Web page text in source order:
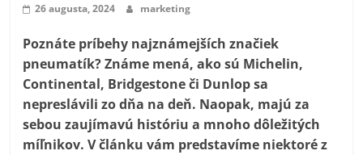
26 augusta, 2024 marketing
Poznáte príbehy najznámejších značiek
pneumatík? Známe mená, ako sú Michelin,
Continental, Bridgestone či Dunlop sa
nepreslávili zo dňa na deň. Naopak, majú za
sebou zaujímavú históriu a mnoho dôležitých
míľnikov. V článku vám predstavíme niektoré z